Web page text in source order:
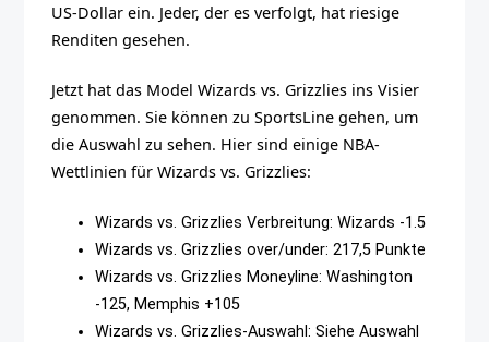
US-Dollar ein. Jeder, der es verfolgt, hat riesige
Renditen gesehen.
Jetzt hat das Model Wizards vs. Grizzlies ins Visier
genommen. Sie können zu SportsLine gehen, um
die Auswahl zu sehen. Hier sind einige NBA-
Wettlinien für Wizards vs. Grizzlies:
Wizards vs. Grizzlies Verbreitung: Wizards -1.5
Wizards vs. Grizzlies over/under: 217,5 Punkte
Wizards vs. Grizzlies Moneyline: Washington
-125, Memphis +105
Wizards vs. Grizzlies-Auswahl: Siehe Auswahl